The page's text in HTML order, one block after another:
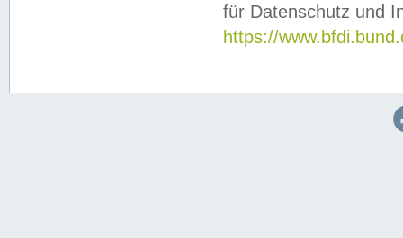
für Datenschutz und
https://